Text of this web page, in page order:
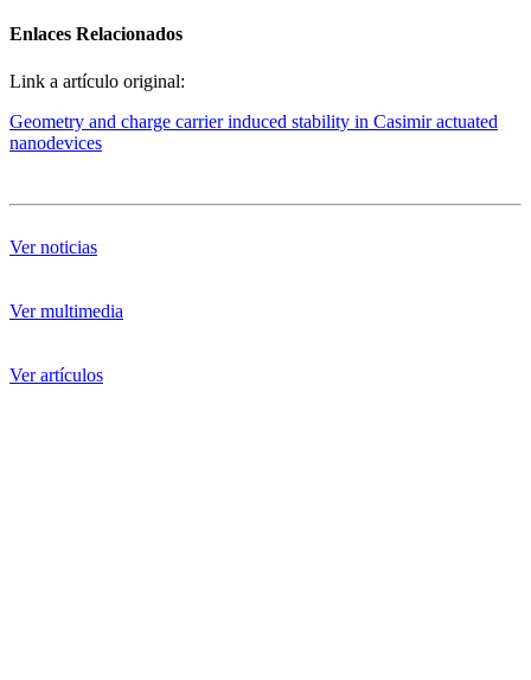
Enlaces Relacionados
Link a artículo original:
Geometry and charge carrier induced stability in Casimir actuated
nanodevices
Ver noticias
Ver multimedia
Ver artículos